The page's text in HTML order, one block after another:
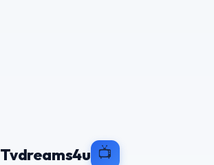
📺
Tvdreams4u